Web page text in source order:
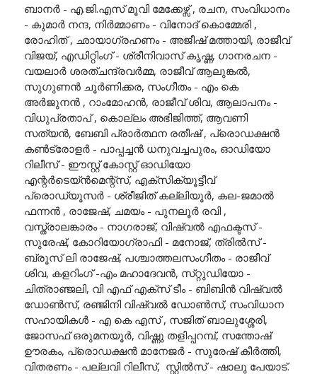
ബാനർ - എ.ജി.എസ് മൂവി മേക്കേഴ്സ്‌ , രചന, സംവിധാനം
- കുമാർ നന്ദ, നിർമ്മാണം - വിനോദ് കൊമ്മേരി ,
രോഹിത് , ഛായാഗ്രഹണം - അജീഷ് മത്തായി, രാജീവ്
വിജയ്, എഡിറ്റിംഗ് - ശ്രീനിവാസ് കൃഷ്ണ, ഗാനരചന -
വയലാർ ശരത്ചന്ദ്രവർമ്മ, രാജീവ് ആലുങ്കൽ,
സുഗുണൻ ചൂർണിക്കര, സംഗീതം - എം കെ
അർജുനൻ , റാംമോഹൻ, രാജീവ് ശിവ, ആലാപനം -
വിധുപ്രതാപ് , കൊല്ലം അഭിജിത്ത്, ആവണി
സത്യൻ, ബേബി പ്രാർത്ഥന രതീഷ് , പ്രൊഡക്ഷൻ
കൺട്രോളർ - പാപ്പച്ചൻ ധനുവച്ചപുരം, ഓഡിയോ
റിലീസ് - ഈസ്റ്റ് കോസ്റ്റ് ഓഡിയോ
എന്റർടെയ്ൻമെന്റ്സ്, എക്സിക്യൂട്ടീവ്
പ്രൊഡ്യൂസർ - ശ്രീജിത് കല്ലിയൂർ, കല-ജമാൽ
ഫന്നൻ , രാജേഷ്, ചമയം - പുനലൂർ രവി ,
വസ്ത്രാലങ്കാരം - നാഗരാജ്, വിഷ്വൽ എഫക്ടസ് -
സുരേഷ്, കോറിയോഗ്രാഫി - മനോജ്, ത്രിൽസ് -
ബ്രൂസ് ലി രാജേഷ്, പശ്ചാത്തലസംഗീതം - രാജീവ്
ശിവ, കളറിംഗ് -എം മഹാദേവൻ, സ്‌റ്റുഡിയോ -
ചിത്രാഞ്ജലി, വി എഫ് എക്സ് ടീം - ബിബിൻ വിഷ്വൽ
ഡോൺസ്, രഞ്ജിനി വിഷ്വൽ ഡോൺസ്, സംവിധാന
സഹായികൾ - എ കെ എസ് , സജിത് ബാലുശ്ശേരി,
ജോസഫ് ഒരുമനയൂർ, വിഷ്ണു തളിപ്പറമ്പ്, സന്തോഷ്
ഊരകം, പ്രൊഡക്ഷൻ മാനേജർ - സുരേഷ് കീർത്തി,
വിതരണം - പല്ലവി റിലീസ്, സ്റ്റിൽസ് - ഷാലു പേയാട്.